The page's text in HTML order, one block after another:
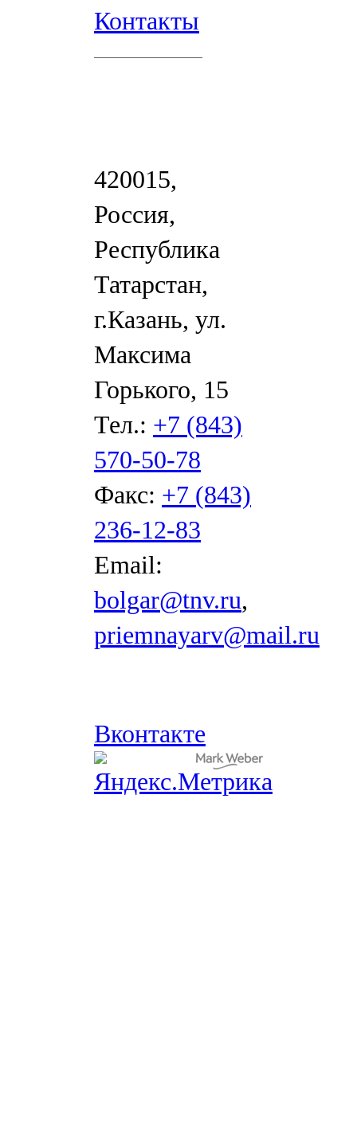
Контакты
420015,
Россия,
Республика
Татарстан,
г.Казань, ул.
Максима
Горького, 15
Тел.: +7 (843)
570-50-78
Факс: +7 (843)
236-12-83
Email:
bolgar@tnv.ru,
priemnayarv@mail.ru
Вконтакте